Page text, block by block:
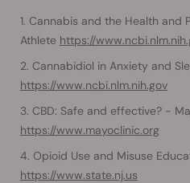
Cannabis and the Health and
Athlete https://
Cannabidiol in Anxiety and
https://www.ncbi.nlm.nih.gov
CBD: Safe and effective? -
https://www.mayoclinic.org
Opioid Use and Misuse
https://www.state.nj.us